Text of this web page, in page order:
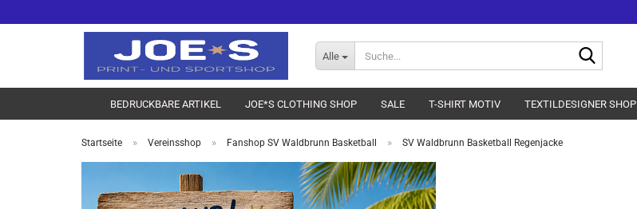
Alle
BEDRUCKBARE ARTIKEL JOE*S CLOTHING SHOP SALE T-SHIRT MOTIV TEXTILDESIGNER SHOP
Startseite » Vereinsshop » Fanshop SV Waldbrunn Basketball » SV Waldbrunn Basketball Regenjacke